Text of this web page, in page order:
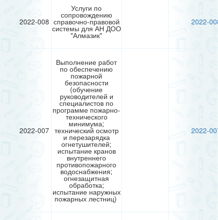
2022-008
Услуги по
сопровождению
справочно-правовой
системы для АН ДОО
"Алмазик"
2022-
2022-007
Выполнение работ
по обеспечению
пожарной
безопасности
(обучение
руководителей и
специалистов по
программе пожарно-
технического
минимума;
технический осмотр
и перезарядка
огнетушителей;
испытание кранов
внутреннего
противопожарного
водоснабжения;
огнезащитная
обработка;
испытание наружных
пожарных лестниц)
2022-